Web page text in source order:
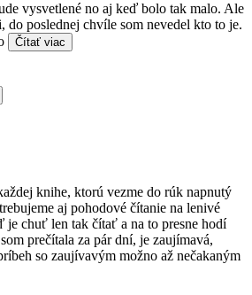
vysvetlené no aj keď bolo tak malo. Ale
poslednej chvíle som nevedel kto to je.
Čítať viac
knihe, ktorú vezme do rúk napnutý
aj pohodové čítanie na lenivé
je chuť len tak čítať a na to presne hodí
prečítala za pár dní, je zaujímavá,
so zaujívavým možno až nečakaným